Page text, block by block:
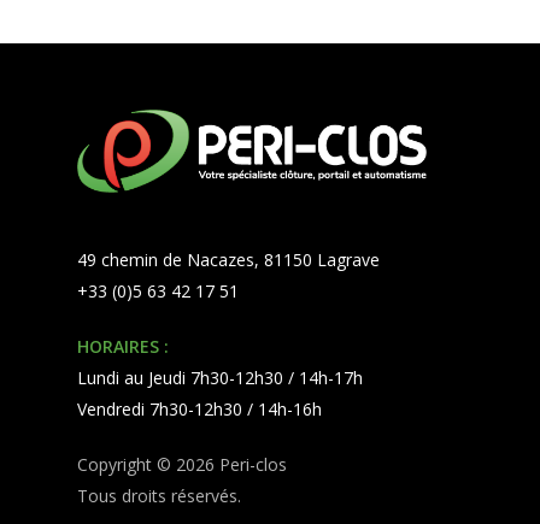
49 chemin de Nacazes, 81150 Lagrave
+33 (0)5 63 42 17 51
HORAIRES :
Lundi au Jeudi 7h30-12h30 / 14h-17h
Vendredi 7h30-12h30 / 14h-16h
Copyright © 2026 Peri-clos
Tous droits réservés.